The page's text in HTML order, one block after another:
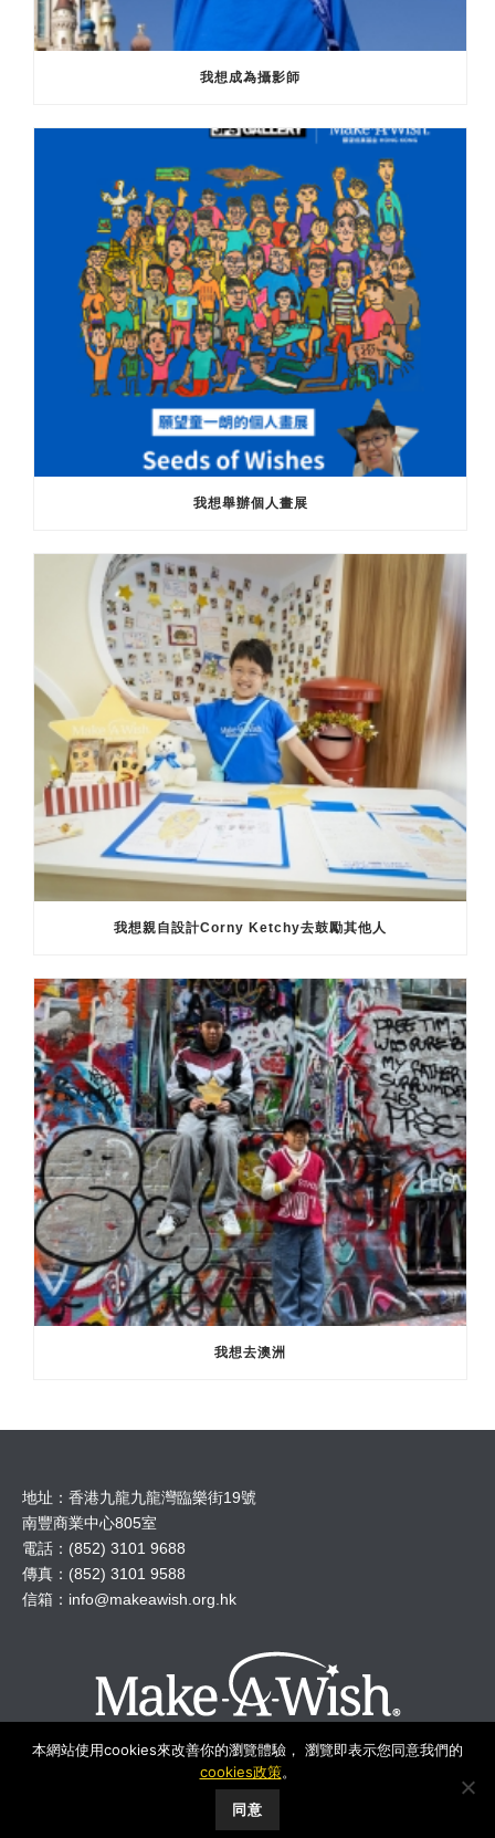
我想成為攝影師
我想舉辦個人畫展
我想親自設計Corny Ketchy去鼓勵其他人
我想去澳洲
地址：香港九龍九龍灣臨樂街19號
南豐商業中心805室
電話：(852) 3101 9688
傳真：(852) 3101 9588
信箱： info@makeawish.org.hk
© 2018 Make A Wish Hong Kong All Rights Reserved.
本網站使用cookies來改善你的瀏覽體驗， 瀏覽即表示您同意我們的
cookies政策。
同意